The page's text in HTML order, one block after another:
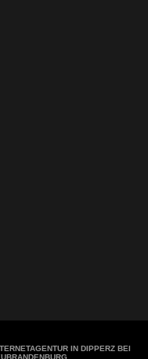
IN DIPPERZ BEI